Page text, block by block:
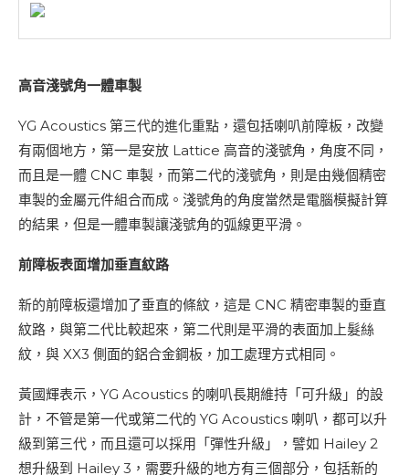
高音淺號角一體車製
YG Acoustics 第三代的進化重點，還包括喇叭前障板，改變
有兩個地方，第一是安放 Lattice 高音的淺號角，角度不同，
而且是一體 CNC 車製，而第二代的淺號角，則是由幾個精密
車製的金屬元件組合而成。淺號角的角度當然是電腦模擬計算
的結果，但是一體車製讓淺號角的弧線更平滑。
前障板表面增加垂直紋路
新的前障板還增加了垂直的條紋，這是 CNC 精密車製的垂直
紋路，與第二代比較起來，第二代則是平滑的表面加上髮絲
紋，與 XX3 側面的鋁合金鋼板，加工處理方式相同。
黃國輝表示，YG Acoustics 的喇叭長期維持「可升級」的設
計，不管是第一代或第二代的 YG Acoustics 喇叭，都可以升
級到第三代，而且還可以採用「彈性升級」，譬如 Hailey 2
想升級到 Hailey 3，需要升級的地方有三個部分，包括新的